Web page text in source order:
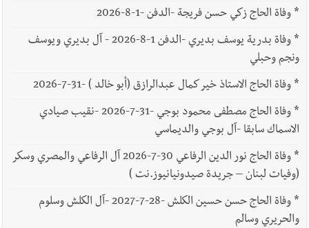
*وفاة الحاج زكي حسن فريجة -الدفن -1-8-2026
*
وفاة بدرية يوسف بديري -الدفن 1-8-2026 - آل بديري ويوسف
ونجم وحبلي
*وفاة الحاج الاستاذ خير كمال عبدالرازق (أبو خالد ) -31-7-2026
*
وفاة الحاج مصطفى محمود بوجي -31-7-2026 -نقيب صيادي
الاسماك سابقا -آل بوجي والديماسي
*
وفاة الحاج نور الدين الرفاعي 30-7-2026 آل الرفاعي والمصري وسكر
(وفيات لبنان – جريدة صيدونيانيوز.نت )
*
وفاة الحاج حسن حسين الكلش -28-7-2027 -آل الكلش وسلوم
والحريري وسالم